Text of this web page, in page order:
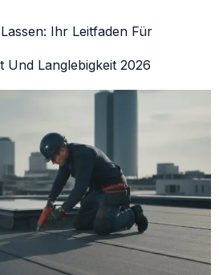
Ihr Leitfaden Für
Und Langlebigkeit 2026